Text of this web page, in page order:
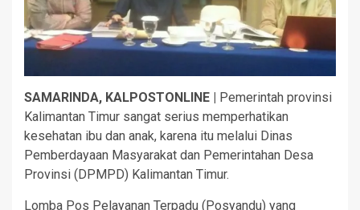
SAMARINDA, KALPOSTONLINE |
Pemerintah provinsi
Kalimantan Timur sangat serius memperhatikan
kesehatan ibu dan anak, karena itu melalui Dinas
Pemberdayaan Masyarakat dan Pemerintahan Desa
Provinsi (DPMPD) Kalimantan Timur.
Lomba Pos Pelayanan Terpadu (Posyandu) yang